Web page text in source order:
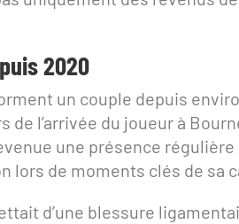
2020
un couple depuis
l’arrivée du joueur à
une présence régulière
lors de moments clés de sa
d’une blessure